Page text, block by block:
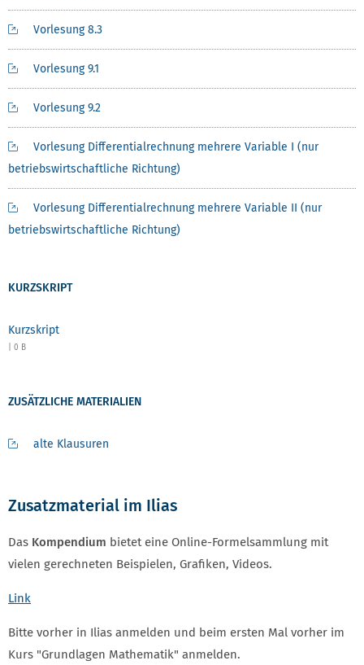
Vorlesung 8.3
Vorlesung 9.1
Vorlesung 9.2
Vorlesung Differentialrechnung mehrere Variable I (nur
betriebswirtschaftliche Richtung)
Vorlesung Differentialrechnung mehrere Variable II (nur
betriebswirtschaftliche Richtung)
KURZSKRIPT
Kurzskript
| 0 B
ZUSÄTZLICHE MATERIALIEN
alte Klausuren
Zusatzmaterial im Ilias
Das Kompendium bietet eine Online-Formelsammlung mit
vielen gerechneten Beispielen, Grafiken, Videos.
Link
Bitte vorher in Ilias anmelden und beim ersten Mal vorher im
Kurs "Grundlagen Mathematik" anmelden.